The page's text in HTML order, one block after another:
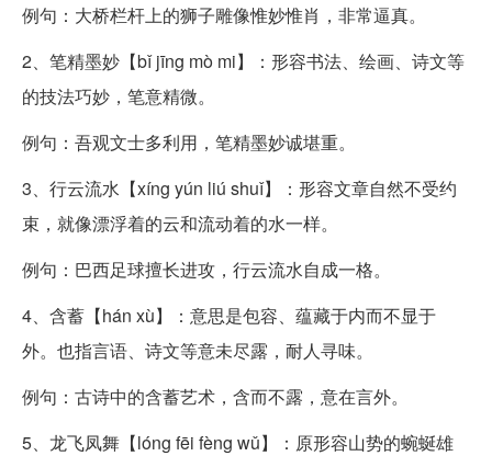
例句：大桥栏杆上的狮子雕像惟妙惟肖，非常逼真。
2、笔精墨妙【bǐ jīng mò mi】：形容书法、绘画、诗文等
的技法巧妙，笔意精微。
例句：吾观文士多利用，笔精墨妙诚堪重。
3、行云流水【xíng yún liú shuǐ】：形容文章自然不受约
束，就像漂浮着的云和流动着的水一样。
例句：巴西足球擅长进攻，行云流水自成一格。
4、含蓄【hán xù】：意思是包容、蕴藏于内而不显于
外。也指言语、诗文等意未尽露，耐人寻味。
例句：古诗中的含蓄艺术，含而不露，意在言外。
5、龙飞凤舞【lóng fēi fèng wǔ】：原形容山势的蜿蜒雄